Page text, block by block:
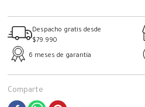
Despacho gratis desde
$79.990
6 meses de garantía
Comparte